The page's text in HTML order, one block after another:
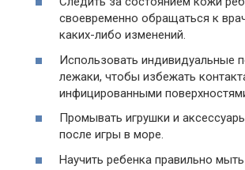
своевременно обращаться к
каких-либо изменений.
Использовать индивидуальные
лежаки, чтобы избежать
инфицированными
Промывать игрушки и
после игры в море.
Научить ребенка правильно